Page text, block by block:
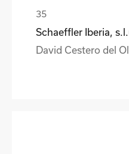
Schaeffler Iberia,
David Cestero del